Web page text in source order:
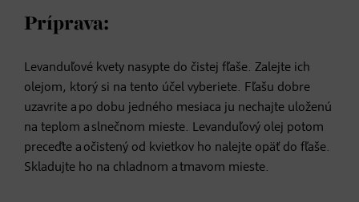
Príprava:
Levanduľové kvety nasypte do čistej fľaše. Zalejte ich
olejom, ktorý si na tento účel vyberiete. Fľašu dobre
uzavrite a po dobu jedného mesiaca ju nechajte uloženú
na teplom a slnečnom mieste. Levanduľový olej potom
preceďte a očistený od kvietkov ho nalejte opäť do fľaše.
Skladujte ho na chladnom a tmavom mieste.